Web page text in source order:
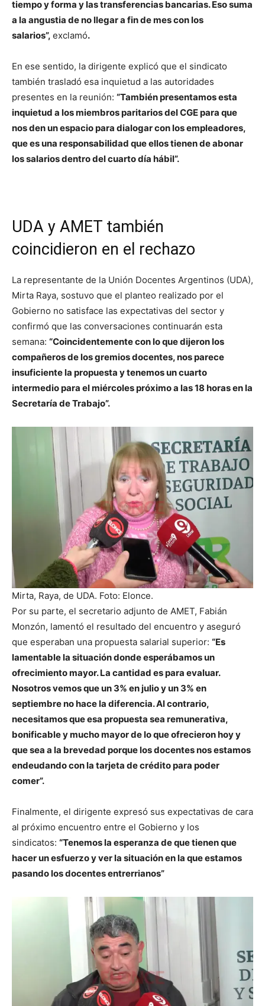
tiempo y forma y las transferencias bancarias. Eso suma
a la angustia de no llegar a fin de mes con los
salarios”, exclamó.
En ese sentido, la dirigente explicó que el sindicato
también trasladó esa inquietud a las autoridades
presentes en la reunión: “También presentamos esta
inquietud a los miembros paritarios del CGE para que
nos den un espacio para dialogar con los empleadores,
que es una responsabilidad que ellos tienen de abonar
los salarios dentro del cuarto día hábil”.
UDA y AMET también
coincidieron en el rechazo
La representante de la Unión Docentes Argentinos (UDA),
Mirta Raya, sostuvo que el planteo realizado por el
Gobierno no satisface las expectativas del sector y
confirmó que las conversaciones continuarán esta
semana: “Coincidentemente con lo que dijeron los
compañeros de los gremios docentes, nos parece
insuficiente la propuesta y tenemos un cuarto
intermedio para el miércoles próximo a las 18 horas en la
Secretaría de Trabajo”.
Mirta, Raya, de UDA. Foto: Elonce.
Por su parte, el secretario adjunto de AMET, Fabián
Monzón, lamentó el resultado del encuentro y aseguró
que esperaban una propuesta salarial superior: “Es
lamentable la situación donde esperábamos un
ofrecimiento mayor. La cantidad es para evaluar.
Nosotros vemos que un 3% en julio y un 3% en
septiembre no hace la diferencia. Al contrario,
necesitamos que esa propuesta sea remunerativa,
bonificable y mucho mayor de lo que ofrecieron hoy y
que sea a la brevedad porque los docentes nos estamos
endeudando con la tarjeta de crédito para poder
comer”.
Finalmente, el dirigente expresó sus expectativas de cara
al próximo encuentro entre el Gobierno y los
sindicatos: “Tenemos la esperanza de que tienen que
hacer un esfuerzo y ver la situación en la que estamos
pasando los docentes entrerrianos”